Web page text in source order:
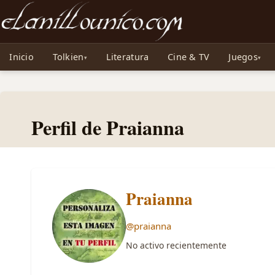
Noticias sobre Tolkien: El Señor de los Anillos, Los Anillos de Poder, La Caza de
Inicio Tolkien Literatura Cine & TV Juegos
Perfil de Praianna
Praianna
@praianna
No activo recientemente